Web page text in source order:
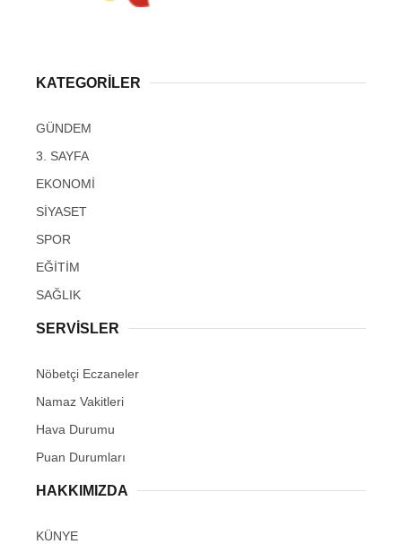
KATEGORİLER
GÜNDEM
3. SAYFA
EKONOMİ
SİYASET
SPOR
EĞİTİM
SAĞLIK
SERVİSLER
Nöbetçi Eczaneler
Namaz Vakitleri
Hava Durumu
Puan Durumları
HAKKIMIZDA
KÜNYE